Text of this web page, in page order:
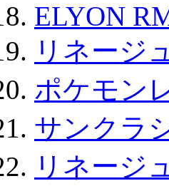
ELYON
リネージ
ポケモン
サンクラ
リネージ